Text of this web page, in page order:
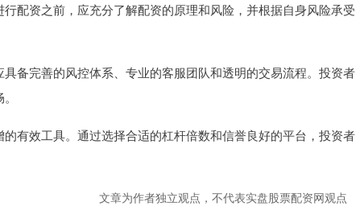
配资之前，应充分了解配资的原理和风险，并根据自身风险承受
备完善的风控体系、专业的客服团队和透明的交易流程。投资者
有效工具。通过选择合适的杠杆倍数和信誉良好的平台，投资者
文章为作者独立观点，不代表实盘股票配资网观点